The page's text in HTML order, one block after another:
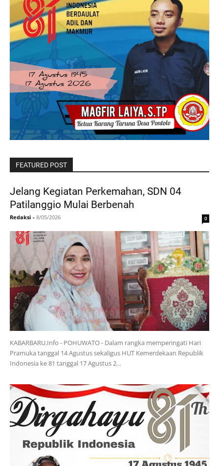
FEATURED POST
Jelang Kegiatan Perkemahan, SDN 04
Patilanggio Mulai Berbenah
Redaksi - 8/05/2026 0
KABARBARU.Info - POHUWATO - Dalam rangka memperingati Hari
Pramuka tanggal 14 Agustus sekaligus HUT Kemerdekaan Republik
Indonesia ke 81 tanggal 17 Agustus 2…